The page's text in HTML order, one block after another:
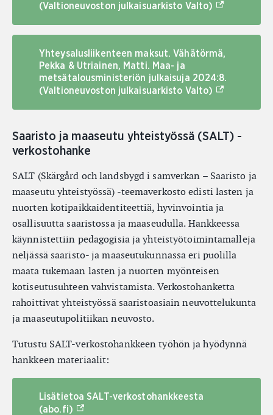
(Valtioneuvoston julkaisuarkisto Valto) (Ulkoinen
Yhteysalusliikenteen maksut. Vähätörmä,
Pekka & Utriainen, Matti. Maa- ja
metsätalousministeriön julkaisuja 2024:8.
(Valtioneuvoston julkaisuarkisto Valto) (Ulkoinen
Saaristo ja maaseutu yhteistyössä (SALT) -
verkostohanke
SALT (Skärgård och landsbygd i samverkan – Saaristo ja
maaseutu yhteistyössä) -teemaverkosto edisti lasten ja
nuorten kotipaikkaidentiteettiä, hyvinvointia ja
osallisuutta saaristossa ja maaseudulla. Hankkeessa
käynnistettiin pedagogisia ja yhteistyötoimintamalleja
neljässä saaristo- ja maaseutukunnassa eri puolilla
maata tukemaan lasten ja nuorten myönteisen
kotiseutusuhteen vahvistamista. Verkostohanketta
rahoittivat yhteistyössä saaristoasiain neuvottelukunta
ja maaseutupolitiikan neuvosto.
Tutustu SALT-verkostohankkeen työhön ja hyödynnä
hankkeen materiaalit:
Lisätietoa SALT-verkostohankkeesta
(abo.fi) (Ulkoinen linkki)